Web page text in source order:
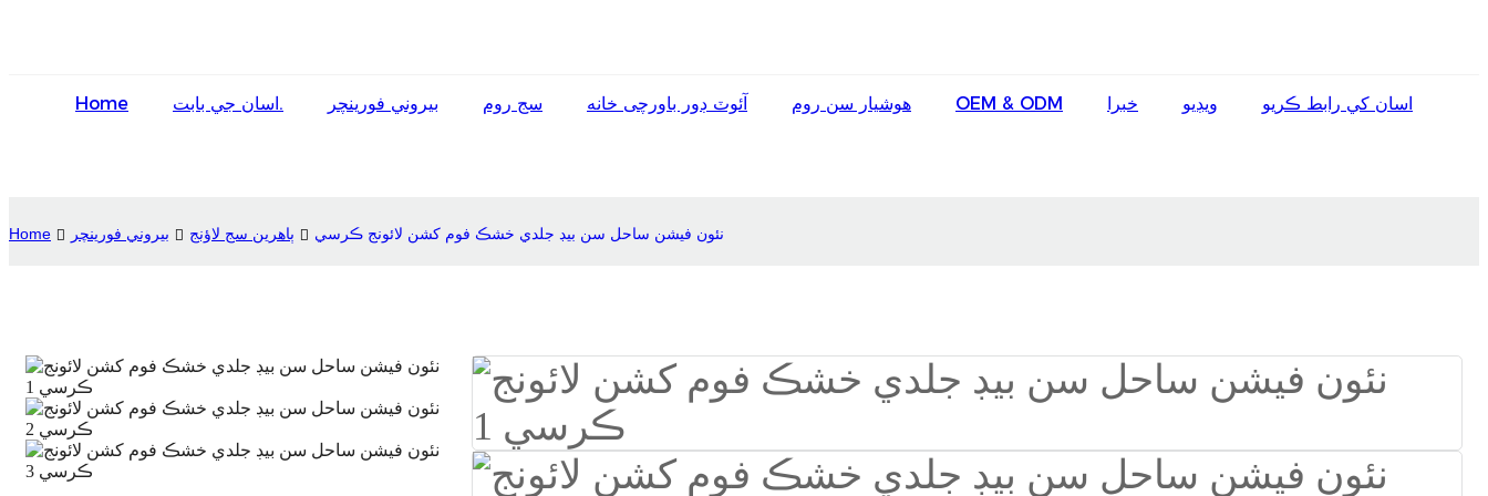
Ōlelo Hawaiʻi
Frysk
Gàidhlig
Home اسان جي بابت. بيروني فورينچر سج روم آئوٽ ڊور باورچی خانه هوشيار سن روم OEM & ODM خبرا ويڊيو اسان کي رابط ڪريو
Home بيروني فورينچر ٻاھرين سج لاؤنج نئون فيشن ساحل سن بيڊ جلدي خشڪ فوم کشن لائونج ڪرسي